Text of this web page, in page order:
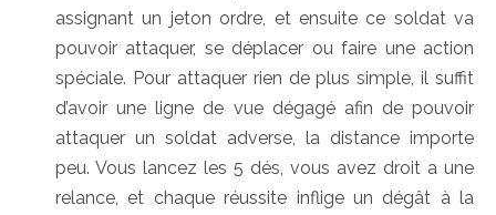
assignant un jeton ordre, et ensuite ce soldat va
pouvoir attaquer, se déplacer ou faire une action
spéciale. Pour attaquer rien de plus simple, il suffit
d’avoir une ligne de vue dégagé afin de pouvoir
attaquer un soldat adverse, la distance importe
peu. Vous lancez les 5 dés, vous avez droit a une
relance, et chaque réussite inflige un dégât à la